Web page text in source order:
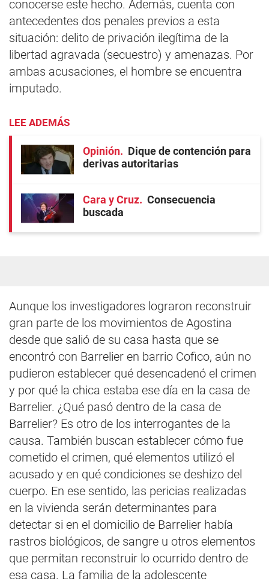
conocerse este hecho. Además, cuenta con
antecedentes dos penales previos a esta
situación: delito de privación ilegítima de la
libertad agravada (secuestro) y amenazas. Por
ambas acusaciones, el hombre se encuentra
imputado.
LEE ADEMÁS
Opinión
Dique de contención para
derivas autoritarias
Cara y Cruz
Consecuencia
buscada
Aunque los investigadores lograron reconstruir
gran parte de los movimientos de Agostina
desde que salió de su casa hasta que se
encontró con Barrelier en barrio Cofico, aún no
pudieron establecer qué desencadenó el crimen
y por qué la chica estaba ese día en la casa de
Barrelier. ¿Qué pasó dentro de la casa de
Barrelier? Es otro de los interrogantes de la
causa. También buscan establecer cómo fue
cometido el crimen, qué elementos utilizó el
acusado y en qué condiciones se deshizo del
cuerpo. En ese sentido, las pericias realizadas
en la vivienda serán determinantes para
detectar si en el domicilio de Barrelier había
rastros biológicos, de sangre u otros elementos
que permitan reconstruir lo ocurrido dentro de
esa casa. La familia de la adolescente